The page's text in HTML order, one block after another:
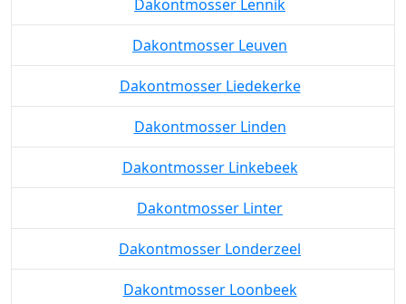
Dakontmosser Lennik
Dakontmosser Leuven
Dakontmosser Liedekerke
Dakontmosser Linden
Dakontmosser Linkebeek
Dakontmosser Linter
Dakontmosser Londerzeel
Dakontmosser Loonbeek